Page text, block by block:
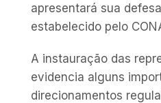
apresentará sua
estabelecido pelo
A instauração das
evidencia alguns
direcionamentos